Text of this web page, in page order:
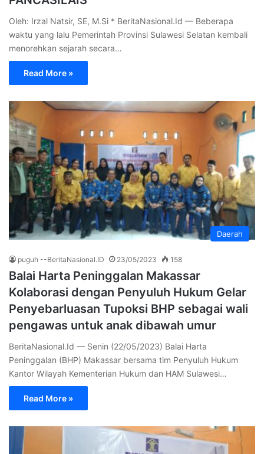
Oleh: Irzal Natsir, SE, M.Si * BeritaNasional.Id — Beberapa
waktu yang lalu Pemerintah Provinsi Sulawesi Selatan kembali
menorehkan sejarah secara…
Read More »
Daerah
puguh --BeritaNasional.ID 23/05/2023 158
Balai Harta Peninggalan Makassar
Kolaborasi dengan Penyuluh Hukum Gelar
Penyebarluasan Tupoksi BHP sebagai wali
pengawas untuk anak dibawah umur
BeritaNasional.Id — Senin (22/05/2023) Balai Harta
Peninggalan (BHP) Makassar bersama tim Penyuluh Hukum
Kantor Wilayah Kementerian Hukum dan HAM Sulawesi…
Read More »